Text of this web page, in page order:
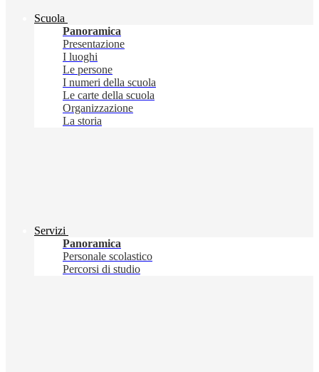
Scuola
Panoramica
Presentazione
I luoghi
Le persone
I numeri della scuola
Le carte della scuola
Organizzazione
La storia
Servizi
Panoramica
Personale scolastico
Percorsi di studio